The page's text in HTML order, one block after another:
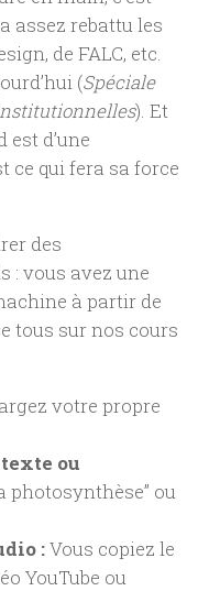
assez rebattu les
de FALC, etc.
(Spéciale
). Et
est d’une
ce qui fera sa force
des
: vous avez une
à partir de
tous sur nos cours
votre propre
ou
photosynthèse” ou
:Vous copiez le
YouTube ou